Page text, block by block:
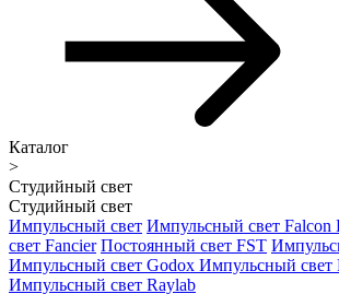
Каталог
>
Студийный свет
Студийный свет
Импульсный свет Импульсный свет Falcon
свет Fancier Постоянный свет FST
Импульсный свет Godox Импульсный свет
Импульсный свет Raylab